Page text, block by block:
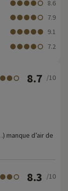
8.6
7.9
9.1
7.2
8.7 /10
manque d’air de
8.3 /10